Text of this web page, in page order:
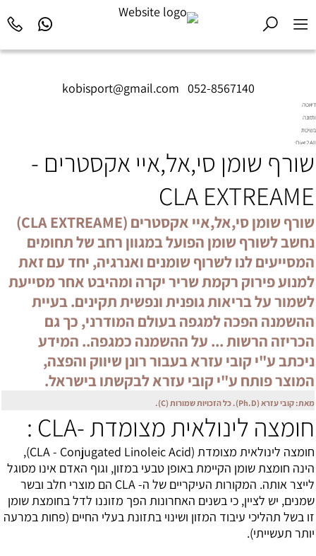
kobisport@gmail.com 052-8567140
דיאטה
ותזונה
בשיטת
Diet2All:
שמאחורי
המושלם.
שורף שומן סי,אל,איי אקסטרים -
CLA EXTREAME
שורף שומן סי,אל,איי אקסטרים (CLA EXTREAME)
נחשב לשורף שומן הפועל במגוון רחב של תחומים
המסייעים לנו לשרוף שומנים ואנרגיה, יחד עם זאת
למנוע פירוק רקמת שריר יקרה ומהיבט אחר מסייעת
לשמור על בריאות גופנית ונפשית תקינים. בעיית
ההשמנה הפכה למגפה בעולם המודרני, כך גם
הכריזה הרשות ... על ההשמנה כמגפה.. המידע
ניכתב ע"י קובי עזרא בעבור רונן שיווק והפצה,
המוצר פותח ע"י קובי עזרא לבקשתו בישראל.
מאת: קובי עזרא (Ph.D). כל הזכויות שמורות (C).
חומצה לינולאית מצומדת -CLA :
חומצה לינולאית מצומדת (CLA - Conjugated Linoleic Acid),
הינה חומצת שומן הקיימת באופן טבעי במזון, וגוף האדם אינו מסוגל
לייצר אותה. המקורות העיקריים של ה- CLA הם מוצרי חלב ובשר
שמנים, יש לציין, כי בשנים האחרונות הפך מזוננו לדל בחומצת שומן
זו בשל תהליכי עיבוד המזון ושינוי בתזונת בעלי החיים (פחות במרעה
יותר תעשייתי).